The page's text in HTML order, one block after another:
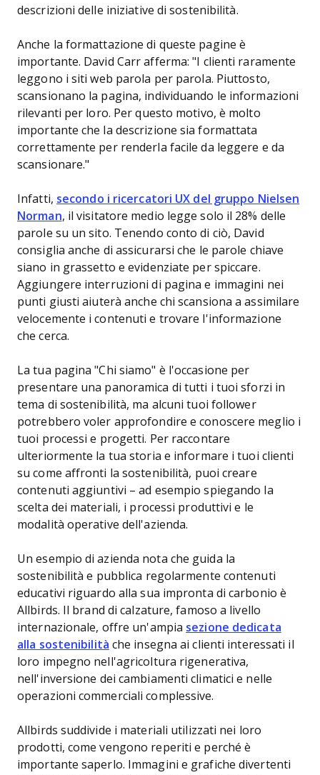
descrizioni delle iniziative di sostenibilità.
Anche la formattazione di queste pagine è
importante. David Carr afferma: "I clienti raramente
leggono i siti web parola per parola. Piuttosto,
scansionano la pagina, individuando le informazioni
rilevanti per loro. Per questo motivo, è molto
importante che la descrizione sia formattata
correttamente per renderla facile da leggere e da
scansionare."
Infatti, secondo i ricercatori UX del gruppo Nielsen
Norman, il visitatore medio legge solo il 28% delle
parole su un sito. Tenendo conto di ciò, David
consiglia anche di assicurarsi che le parole chiave
siano in grassetto e evidenziate per spiccare.
Aggiungere interruzioni di pagina e immagini nei
punti giusti aiuterà anche chi scansiona a assimilare
velocemente i contenuti e trovare l'informazione
che cerca.
La tua pagina "Chi siamo" è l'occasione per
presentare una panoramica di tutti i tuoi sforzi in
tema di sostenibilità, ma alcuni tuoi follower
potrebbero voler approfondire e conoscere meglio i
tuoi processi e progetti. Per raccontare
ulteriormente la tua storia e informare i tuoi clienti
su come affronti la sostenibilità, puoi creare
contenuti aggiuntivi – ad esempio spiegando la
scelta dei materiali, i processi produttivi e le
modalità operative dell'azienda.
Un esempio di azienda nota che guida la
sostenibilità e pubblica regolarmente contenuti
educativi riguardo alla sua impronta di carbonio è
Allbirds. Il brand di calzature, famoso a livello
internazionale, offre un'ampia sezione dedicata
alla sostenibilità che insegna ai clienti interessati il
loro impegno nell'agricoltura rigenerativa,
nell'inversione dei cambiamenti climatici e nelle
operazioni commerciali complessive.
Allbirds suddivide i materiali utilizzati nei loro
prodotti, come vengono reperiti e perché è
importante saperlo. Immagini e grafiche divertenti